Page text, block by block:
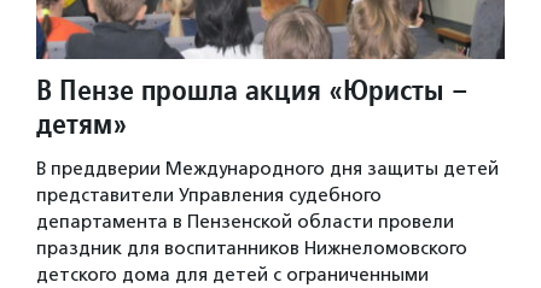
В Пензе прошла акция «Юристы –
детям»
В преддверии Международного дня защиты детей
представители Управления судебного
департамента в Пензенской области провели
праздник для воспитанников Нижнеломовского
детского дома для детей с ограниченными